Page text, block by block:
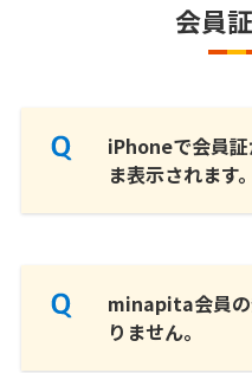
会員
iPhoneで会員
ま表示されます。
minapita会員の
りません。